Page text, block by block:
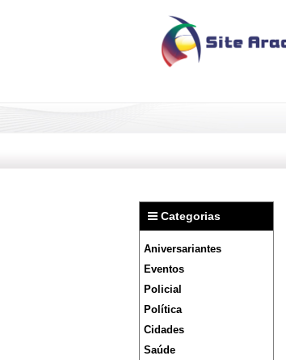
Categorias
Aniversariantes
Eventos
Policial
Política
Cidades
Saúde